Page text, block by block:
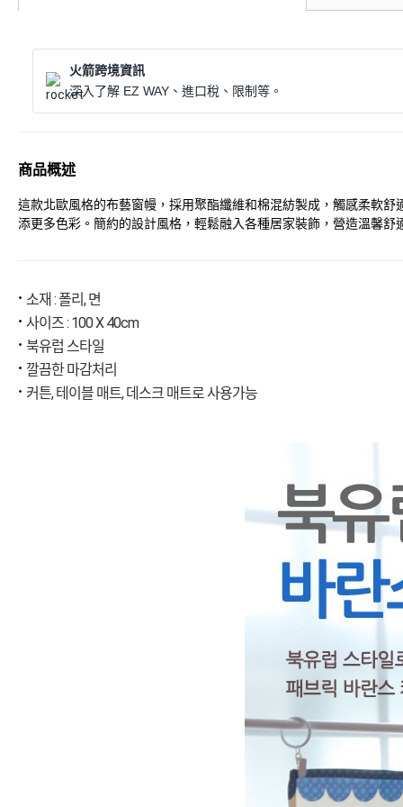
火箭跨境資訊
深入了解 EZ WAY、進口稅、限制等。
商品概述
這款北歐風格的布藝窗幔，採用聚酯纖維和棉混紡製成，觸感柔軟
添更多色彩。簡約的設計風格，輕鬆融入各種居家裝飾，營造溫馨
소재 : 폴리, 면
사이즈 : 100 X 40cm
북유럽 스타일
깔끔한 마감처리
커튼, 테이블 매트, 데스크 매트로 사용가능